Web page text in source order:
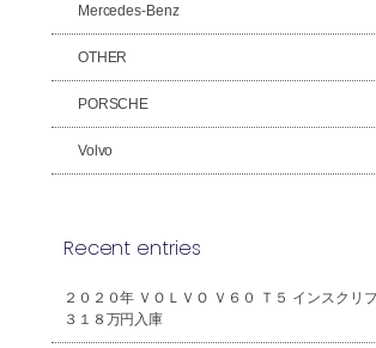
Mercedes-Benz
OTHER
PORSCHE
Volvo
Recent entries
２０２０年 ＶＯＬＶＯ Ｖ６０ Ｔ５ インスク
３１８万円入庫